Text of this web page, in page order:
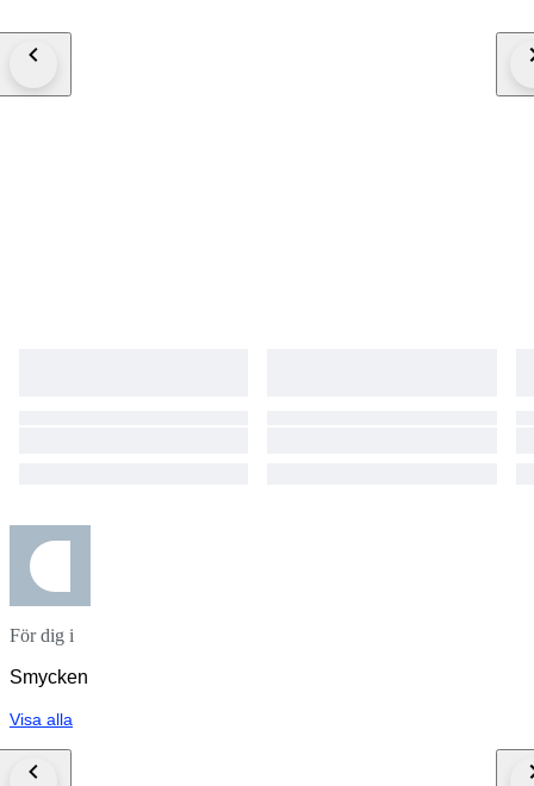
taglio brillante Onice naturale Realizzati a mano nel mio laboratorio a
För dig i
Smycken
Visa alla